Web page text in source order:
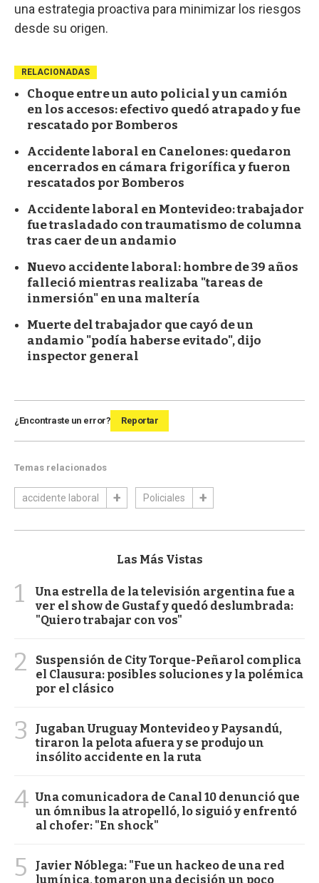
una estrategia proactiva para minimizar los riesgos
desde su origen.
RELACIONADAS
Choque entre un auto policial y un camión
en los accesos: efectivo quedó atrapado y fue
rescatado por Bomberos
Accidente laboral en Canelones: quedaron
encerrados en cámara frigorífica y fueron
rescatados por Bomberos
Accidente laboral en Montevideo: trabajador
fue trasladado con traumatismo de columna
tras caer de un andamio
Nuevo accidente laboral: hombre de 39 años
falleció mientras realizaba "tareas de
inmersión" en una maltería
Muerte del trabajador que cayó de un
andamio "podía haberse evitado", dijo
inspector general
¿Encontraste un error? Reportar
Temas relacionados
accidente laboral Policiales
Las Más Vistas
1
Una estrella de la televisión argentina fue a
ver el show de Gustaf y quedó deslumbrada:
"Quiero trabajar con vos"
2
Suspensión de City Torque-Peñarol complica
el Clausura: posibles soluciones y la polémica
por el clásico
3
Jugaban Uruguay Montevideo y Paysandú,
tiraron la pelota afuera y se produjo un
insólito accidente en la ruta
4 Una comunicadora de Canal 10 denunció que
un ómnibus la atropelló, lo siguió y enfrentó
al chofer: "En shock"
5
Javier Nóblega: "Fue un hackeo de una red
lumínica, tomaron una decisión un poco